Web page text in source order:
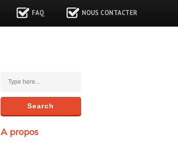
FAQ NOUS CONTACTER
A propos